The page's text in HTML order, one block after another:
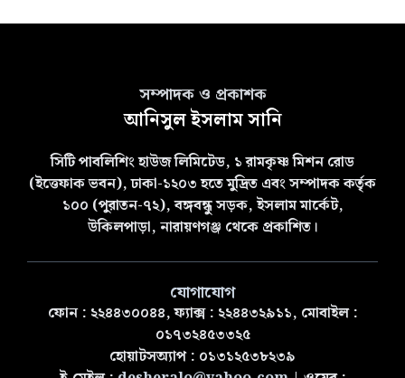
সম্পাদক ও প্রকাশক
আনিসুল ইসলাম সানি
সিটি পাবলিশিং হাউজ লিমিটেড, ১ রামকৃষ্ণ মিশন রোড
(ইত্তেফাক ভবন), ঢাকা-১২০৩ হতে মুদ্রিত এবং সম্পাদক কর্তৃক
১০০ (পুরাতন-৭২), বঙ্গবন্ধু সড়ক, ইসলাম মার্কেট,
উকিলপাড়া, নারায়ণগঞ্জ থেকে প্রকাশিত।
যোগাযোগ
ফোন : ২২৪৪৩০০৪৪, ফ্যাক্স : ২২৪৪৩২৯১১, মোবাইল :
০১৭৩২৪৫৩৩২৫
হোয়াটসঅ্যাপ : ০১৩১২৫৩৮২৩৯